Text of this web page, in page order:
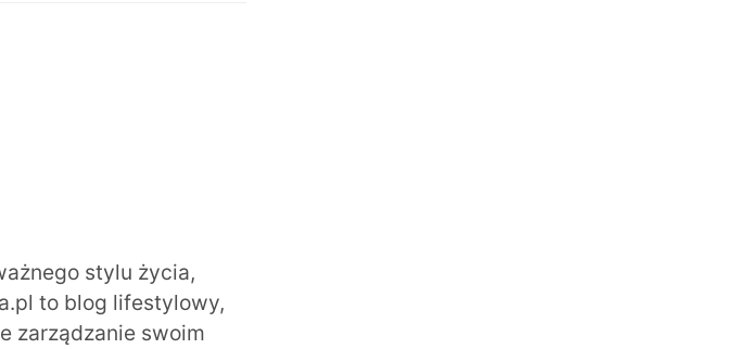
stylu życia,
to blog lifestylowy,
zarządzanie swoim